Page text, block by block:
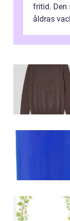
fritid. Den
åldras